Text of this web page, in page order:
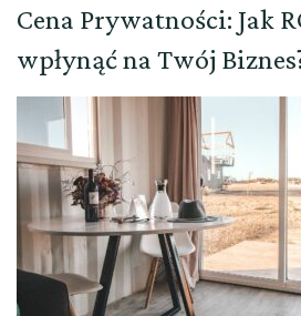
Cena Prywatności: Jak
wpłynąć na Twój